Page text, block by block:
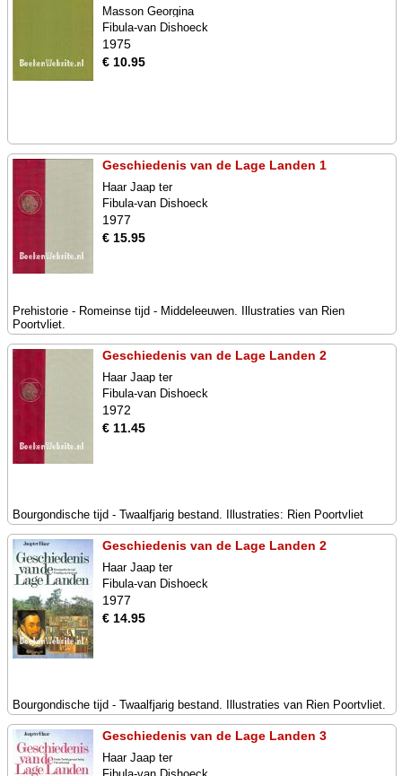
Masson Georgina
Fibula-van Dishoeck
1975
€ 10.95
Geschiedenis van de Lage Landen 1
Haar Jaap ter
Fibula-van Dishoeck
1977
€ 15.95
Prehistorie - Romeinse tijd - Middeleeuwen. Illustraties van Rien
Poortvliet.
Geschiedenis van de Lage Landen 2
Haar Jaap ter
Fibula-van Dishoeck
1972
€ 11.45
Bourgondische tijd - Twaalfjarig bestand. Illustraties: Rien Poortvliet
Geschiedenis van de Lage Landen 2
Haar Jaap ter
Fibula-van Dishoeck
1977
€ 14.95
Bourgondische tijd - Twaalfjarig bestand. Illustraties van Rien Poortvliet.
Geschiedenis van de Lage Landen 3
Haar Jaap ter